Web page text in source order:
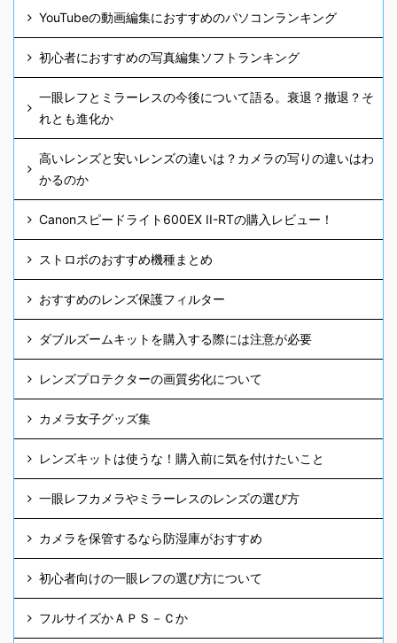
YouTubeの動画編集におすすめのパソコンランキング
初心者におすすめの写真編集ソフトランキング
一眼レフとミラーレスの今後について語る。衰退？撤退？そ
れとも進化か
高いレンズと安いレンズの違いは？カメラの写りの違いはわ
かるのか
Canonスピードライト600EX II-RTの購入レビュー！
ストロボのおすすめ機種まとめ
おすすめのレンズ保護フィルター
ダブルズームキットを購入する際には注意が必要
レンズプロテクターの画質劣化について
カメラ女子グッズ集
レンズキットは使うな！購入前に気を付けたいこと
一眼レフカメラやミラーレスのレンズの選び方
カメラを保管するなら防湿庫がおすすめ
初心者向けの一眼レフの選び方について
フルサイズかＡＰＳ－Ｃか